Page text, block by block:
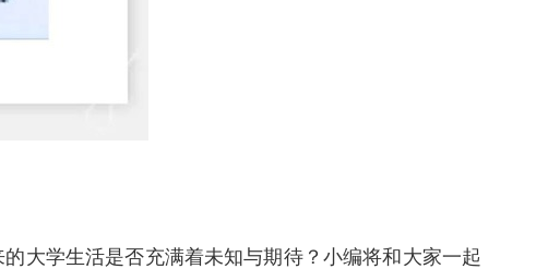
大学生活是否充满着未知与期待？小编将和大家一起